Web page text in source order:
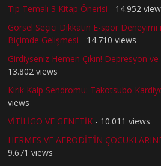
Tıp Temalı 3 Kitap Önerisi - 14.952
Görsel Seçici Dikkatin E-spor Deneyimi
Biçimde Gelişmesi - 14.710 views
Girdiyseniz Hemen Çıkın! Depresyon
13.802 views
Kırık Kalp Sendromu: Takotsubo
views
VİTİLİGO VE GENETİK - 10.011 views
HERMES VE AFRODİT’İN
9.671 views